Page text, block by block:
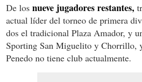
De los nueve jugadores restantes,
actual líder del torneo de primera
dos el tradicional Plaza Amador, y
Sporting San Miguelito y Chorrillo,
Penedo no tiene club actualmente.